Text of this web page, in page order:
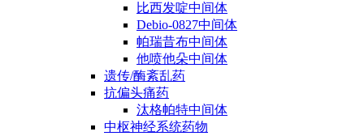
比西发啶中间体
Debio-0827中间体
帕瑞昔布中间体
他喷他朵中间体
遗传/酶紊乱药
抗偏头痛药
汰格帕特中间体
中枢神经系统药物